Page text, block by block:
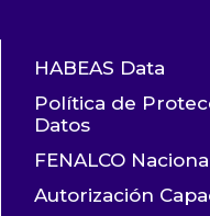
HABEAS Data
Política de
Datos
FENALCO
Autorización